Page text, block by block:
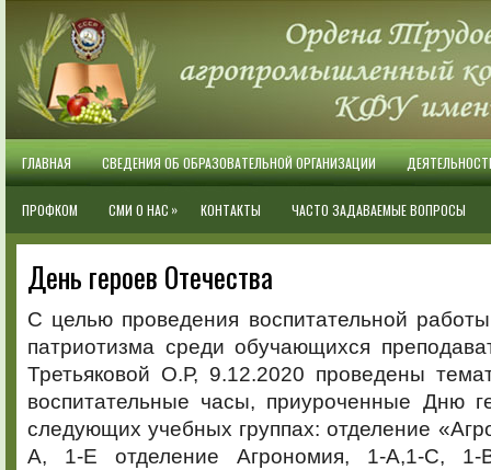
ГЛАВНАЯ СВЕДЕНИЯ ОБ ОБРАЗОВАТЕЛЬНОЙ ОРГАНИЗАЦИИ
ПРОФКОМ СМИ О НАС » КОНТАКТЫ ЧАСТО ЗАДАВАЕМЫЕ ВОПРОСЫ
День героев Отечества
С целью проведения воспитательной
патриотизма среди обучающихся
Третьяковой О.Р, 9.12.2020 проведены
воспитательные часы, приуроченные Дню
следующих учебных группах: отделение
А, 1-Е отделение Агрономия, 1-А,1-С, 1-